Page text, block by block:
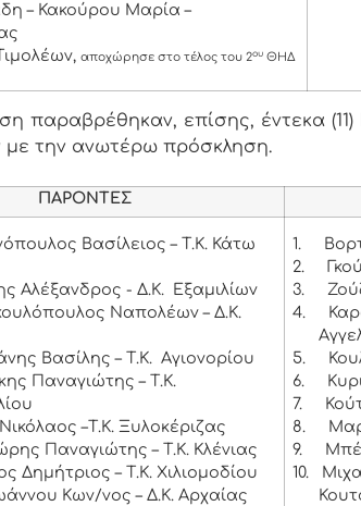
– Κακούρου Μαρία –
αποχώρησε στο τέλος του 2ουΘΗΔ
παραβρέθηκαν, επίσης, έντεκα
με την ανωτέρω πρόσκληση.
ΠΑΡΟΝΤΕΣ
Βασίλειος – Τ.Κ. Κάτω
Αλέξανδρος - Δ.Κ. Εξαμιλίων
Ναπολέων – Δ.Κ.
Βασίλης – Τ.Κ. Αγιονορίου
Παναγιώτης – Τ.Κ.
–Τ.Κ. Ξυλοκέριζας
Παναγιώτης – Τ.Κ. Κλένιας
Δημήτριος – Τ.Κ. Χιλιομοδίου
Κων/νος – Δ.Κ. Αρχαίας
1.
2.
3.
4.
5.
6.
7.
8.
9.
10.